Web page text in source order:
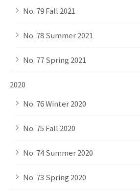
No. 79 Fall 2021
No. 78 Summer 2021
No. 77 Spring 2021
2020
No. 76 Winter 2020
No. 75 Fall 2020
No. 74 Summer 2020
No. 73 Spring 2020